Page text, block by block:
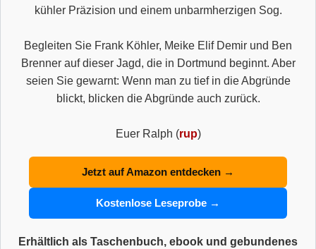
kühler Präzision und einem unbarmherzigen Sog.
Begleiten Sie Frank Köhler, Meike Elif Demir und Ben
Brenner auf dieser Jagd, die in Dortmund beginnt. Aber
seien Sie gewarnt: Wenn man zu tief in die Abgründe
blickt, blicken die Abgründe auch zurück.
Euer Ralph (rup)
Jetzt auf Amazon entdecken →
Kostenlose Leseprobe →
Erhältlich als Taschenbuch, ebook und gebundenes